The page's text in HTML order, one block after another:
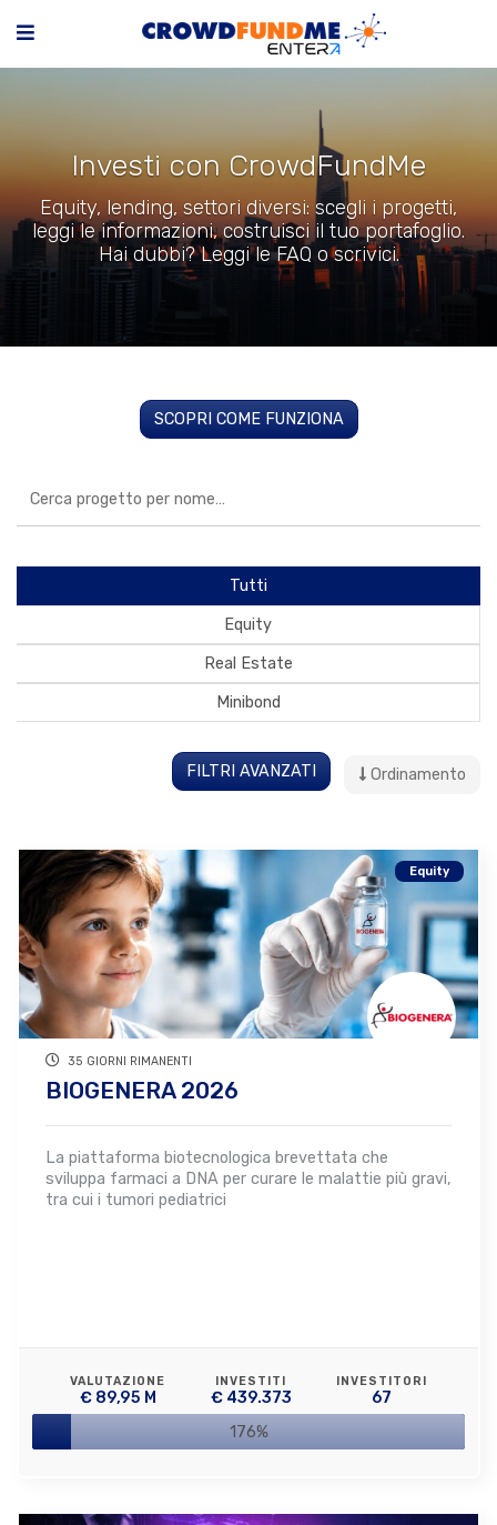
Investi con CrowdFundMe
Equity, lending, settori diversi: scegli i progetti,
leggi le informazioni, costruisci il tuo portafoglio.
Hai dubbi? Leggi le FAQ o scrivici.
SCOPRI COME FUNZIONA
Tutti
Equity
Real Estate
Minibond
FILTRI AVANZATI Ordinamento
Equity
35 GIORNI RIMANENTI
BIOGENERA 2026
La piattaforma biotecnologica brevettata che
sviluppa farmaci a DNA per curare le malattie più gravi,
tra cui i tumori pediatrici
VALUTAZIONE
€ 89,95 M
INVESTITI
€ 439.373
INVESTITORI
67
176%